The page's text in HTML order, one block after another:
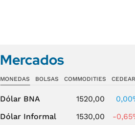
Mercados
MONEDAS BOLSAS COMMODITIES
Dólar BNA 1520,00
Dólar Informal
1530,00
-